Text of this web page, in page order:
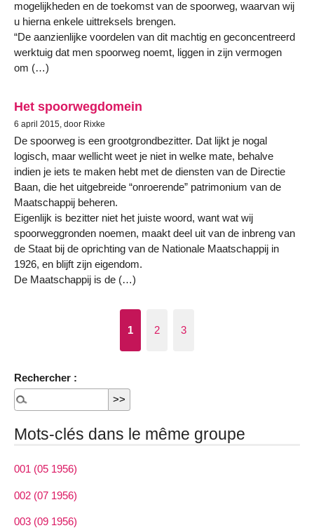
mogelijkheden en de toekomst van de spoorweg, waarvan wij
u hierna enkele uittreksels brengen.
“De aanzienlijke voordelen van dit machtig en geconcentreerd
werktuig dat men spoorweg noemt, liggen in zijn vermogen
om (…)
Het spoorwegdomein
6 april 2015, door Rixke
De spoorweg is een grootgrondbezitter. Dat lijkt je nogal
logisch, maar wellicht weet je niet in welke mate, behalve
indien je iets te maken hebt met de diensten van de Directie
Baan, die het uitgebreide “onroerende” patrimonium van de
Maatschappij beheren.
Eigenlijk is bezitter niet het juiste woord, want wat wij
spoorweggronden noemen, maakt deel uit van de inbreng van
de Staat bij de oprichting van de Nationale Maatschappij in
1926, en blijft zijn eigendom.
De Maatschappij is de (…)
1 2 3
Rechercher :
Mots-clés dans le même groupe
001 (05 1956)
002 (07 1956)
003 (09 1956)